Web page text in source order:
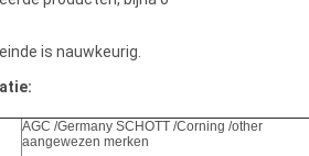
is nauwkeurig.
AGC /Germany SCHOTT /Corning /other
aangewezen merken